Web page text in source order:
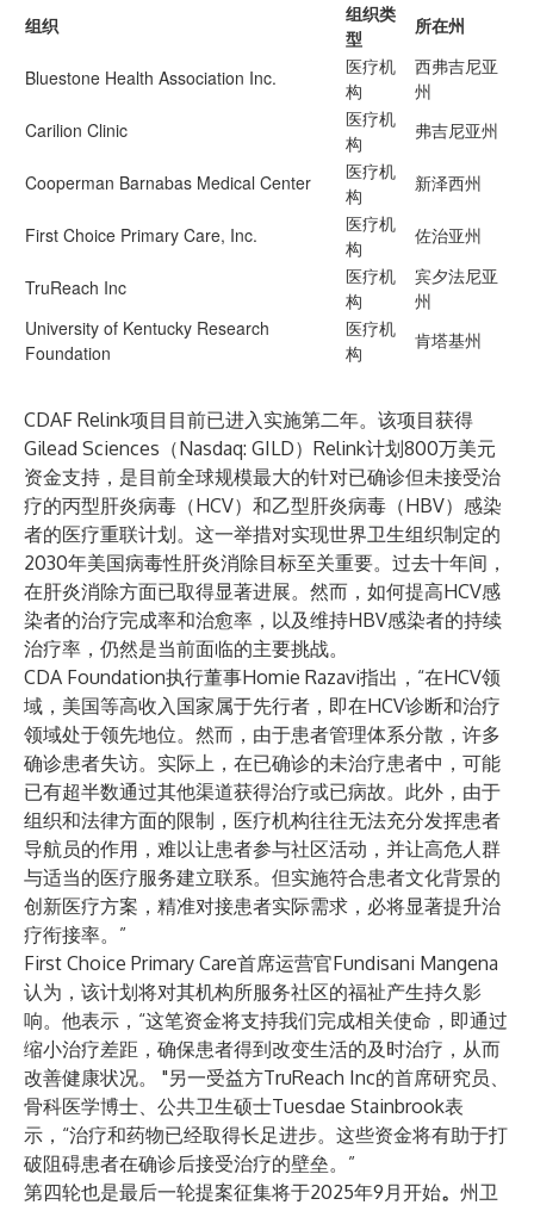
组织
组织类
型
所在州
Bluestone Health Association Inc.
医疗机
构
西弗吉尼亚
州
Carilion Clinic
医疗机
构
弗吉尼亚州
Cooperman Barnabas Medical Center
医疗机
构
新泽西州
First Choice Primary Care, Inc.
医疗机
构
佐治亚州
TruReach Inc
医疗机
构
宾夕法尼亚
州
University of Kentucky Research
Foundation
医疗机
构
肯塔基州
CDAF Relink项目目前已进入实施第二年。该项目获得
Gilead Sciences（Nasdaq: GILD）Relink计划800万美元
资金支持，是目前全球规模最大的针对已确诊但未接受治
疗的丙型肝炎病毒（HCV）和乙型肝炎病毒（HBV）感染
者的医疗重联计划。这一举措对实现世界卫生组织制定的
2030年美国病毒性肝炎消除目标至关重要。过去十年间，
在肝炎消除方面已取得显著进展。然而，如何提高HCV感
染者的治疗完成率和治愈率，以及维持HBV感染者的持续
治疗率，仍然是当前面临的主要挑战。
CDA Foundation执行董事Homie Razavi指出，“在HCV领
域，美国等高收入国家属于先行者，即在HCV诊断和治疗
领域处于领先地位。然而，由于患者管理体系分散，许多
确诊患者失访。实际上，在已确诊的未治疗患者中，可能
已有超半数通过其他渠道获得治疗或已病故。此外，由于
组织和法律方面的限制，医疗机构往往无法充分发挥患者
导航员的作用，难以让患者参与社区活动，并让高危人群
与适当的医疗服务建立联系。但实施符合患者文化背景的
创新医疗方案，精准对接患者实际需求，必将显著提升治
疗衔接率。”
First Choice Primary Care首席运营官Fundisani Mangena
认为，该计划将对其机构所服务社区的福祉产生持久影
响。他表示，“这笔资金将支持我们完成相关使命，即通过
缩小治疗差距，确保患者得到改变生活的及时治疗，从而
改善健康状况。 "另一受益方TruReach Inc的首席研究员、
骨科医学博士、公共卫生硕士Tuesdae Stainbrook表
示，“治疗和药物已经取得长足进步。这些资金将有助于打
破阻碍患者在确诊后接受治疗的壁垒。”
第四轮也是最后一轮提案征集将于2025年9月开始。 州卫